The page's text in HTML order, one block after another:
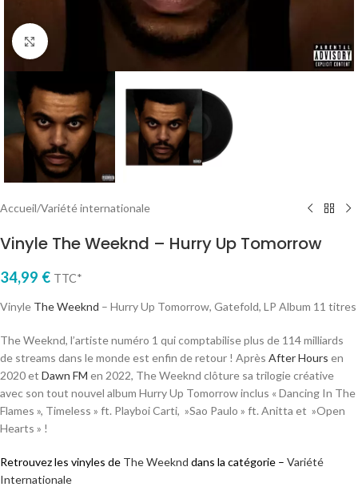
Cliquez pour agrandir
Accueil/Variété internationale
Vinyle The Weeknd – Hurry Up Tomorrow
34,99 € TTC*
Vinyle The Weeknd – Hurry Up Tomorrow, Gatefold, LP Album 11 titres
The Weeknd, l’artiste numéro 1 qui comptabilise plus de 114 milliards
de streams dans le monde est enfin de retour ! Après After Hours en
2020 et Dawn FM en 2022, The Weeknd clôture sa trilogie créative
avec son tout nouvel album Hurry Up Tomorrow inclus « Dancing In The
Flames », Timeless » ft. Playboi Carti, »Sao Paulo » ft. Anitta et »Open
Hearts » !
Retrouvez les vinyles de The Weeknd dans la catégorie – Variété
Internationale